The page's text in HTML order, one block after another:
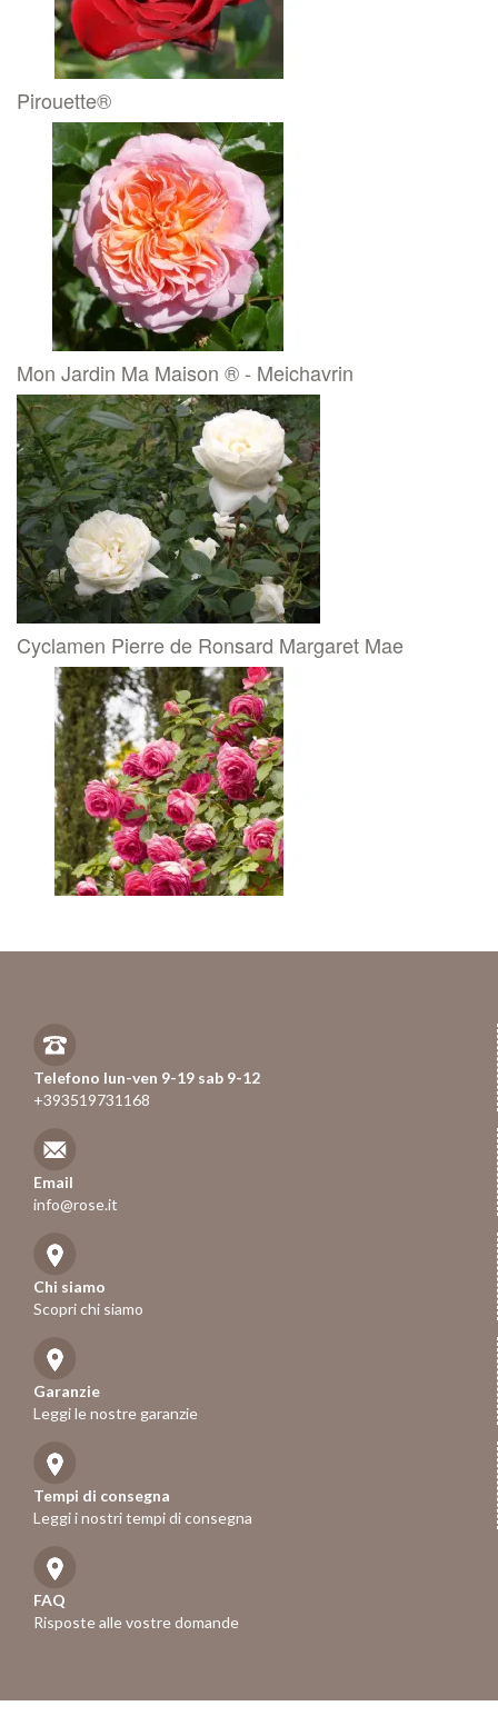
Pirouette®
Mon Jardin Ma Maison ® - Meichavrin
Cyclamen Pierre de Ronsard Margaret Mae
Telefono lun-ven 9-19 sab 9-12
+393519731168
Email
info@rose.it
Chi siamo
Scopri chi siamo
Garanzie
Leggi le nostre garanzie
Tempi di consegna
Leggi i nostri tempi di consegna
FAQ
Risposte alle vostre domande